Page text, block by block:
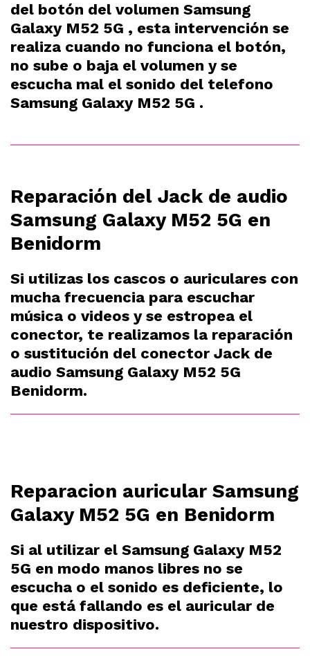
del botón del volumen Samsung
Galaxy M52 5G , esta intervención se
realiza cuando no funciona el botón,
no sube o baja el volumen y se
escucha mal el sonido del telefono
Samsung Galaxy M52 5G .
Reparación del Jack de audio
Samsung Galaxy M52 5G en
Benidorm
Si utilizas los cascos o auriculares con
mucha frecuencia para escuchar
música o videos y se estropea el
conector, te realizamos la reparación
o sustitución del conector Jack de
audio Samsung Galaxy M52 5G
Benidorm.
Reparacion auricular Samsung
Galaxy M52 5G en Benidorm
Si al utilizar el Samsung Galaxy M52
5G en modo manos libres no se
escucha o el sonido es deficiente, lo
que está fallando es el auricular de
nuestro dispositivo.